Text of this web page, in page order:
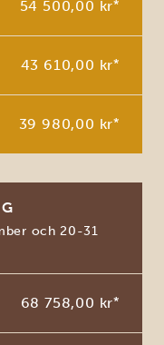
54 500,00 kr*
43 610,00 kr*
39 980,00 kr*
och 20-31
68 758,00 kr*